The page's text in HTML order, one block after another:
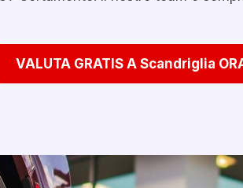
VALUTA GRATIS A Scandriglia